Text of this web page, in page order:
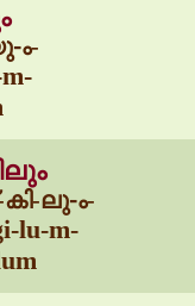
ം-
ലു-ം-
lu-m-